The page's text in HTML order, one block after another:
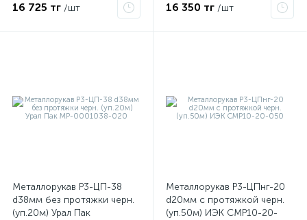
16 725 тг /шт 16 350 тг /шт
Металлорукав Р3-ЦП-38
d38мм без протяжки черн.
(уп.20м) Урал Пак
Металлорукав Р3-ЦПнг-20
d20мм с протяжкой черн.
(уп.50м) ИЭК CMP10-20-